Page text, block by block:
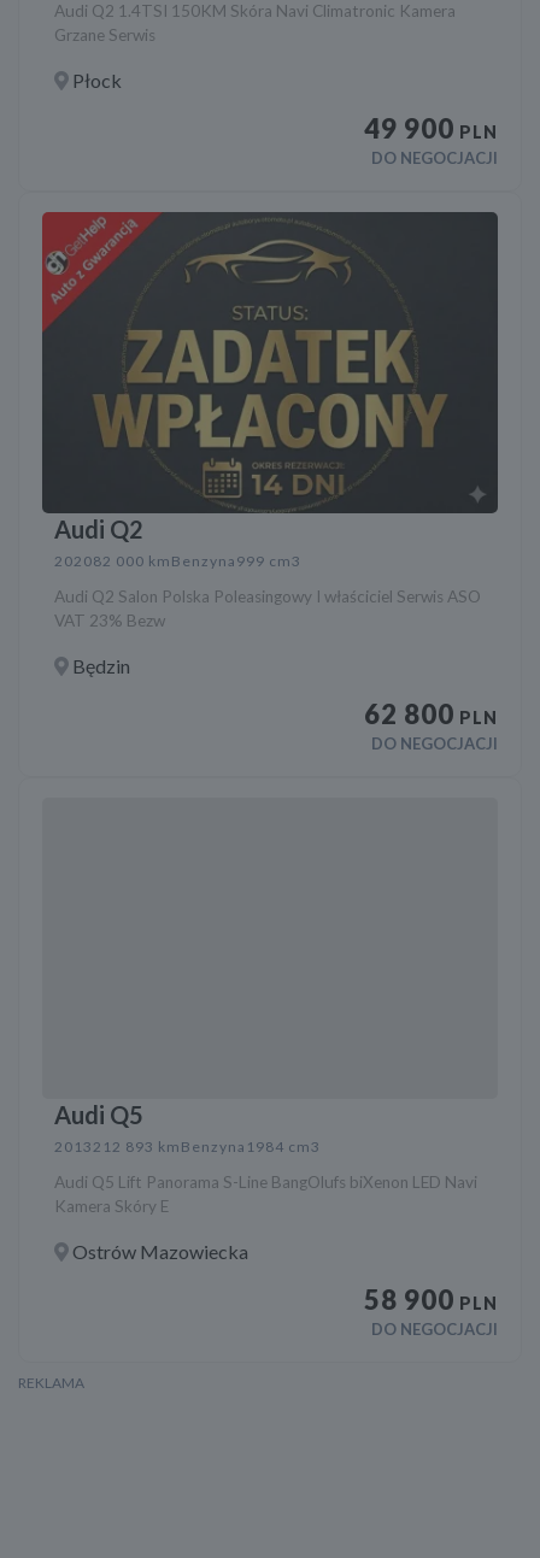
Audi Q2 1.4TSI 150KM Skóra Navi Climatronic Kamera
Grzane Serwis
Płock
49 900 PLN
DO NEGOCJACJI
Audi Q2
202082 000 km Benzyna 999 cm3
Audi Q2 Salon Polska Poleasingowy I właściciel Serwis ASO
VAT 23% Bezw
Będzin
62 800 PLN
DO NEGOCJACJI
Audi Q5
2013212 893 km Benzyna 1984 cm3
Audi Q5 Lift Panorama S-Line BangOlufs biXenon LED Navi
Kamera Skóry E
Ostrów Mazowiecka
58 900 PLN
DO NEGOCJACJI